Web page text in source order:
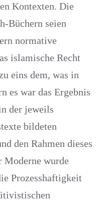
Kontexten. Die
Büchern seien
normative
islamische Recht
eins dem, was in
es war das Ergebnis
der jeweils
bildeten
den Rahmen dieses
Moderne wurde
Prozesshaftigkeit